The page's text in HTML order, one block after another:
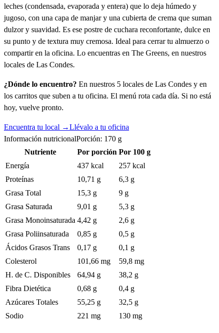
leches (condensada, evaporada y entera) que lo deja húmedo y
jugoso, con una capa de manjar y una cubierta de crema que suman
dulzor y suavidad. Es ese postre de cuchara reconfortante, dulce en
su punto y de textura muy cremosa. Ideal para cerrar tu almuerzo o
compartir en la oficina. Lo encuentras en The Greens, en nuestros
locales de Las Condes.
¿Dónde lo encuentro? En nuestros 5 locales de Las Condes y en
los carritos que suben a tu oficina. El menú rota cada día. Si no está
hoy, vuelve pronto.
Encuentra tu local →Llévalo a tu oficina
Información nutricionalPorción: 170 g
Nutriente
Por porción Por 100 g
Energía
437 kcal
257 kcal
Proteínas
10,71 g
6,3 g
Grasa Total
15,3 g
9 g
Grasa Saturada
9,01 g
5,3 g
Grasa Monoinsaturada 4,42 g
2,6 g
Grasa Poliinsaturada
0,85 g
0,5 g
Ácidos Grasos Trans
0,17 g
0,1 g
Colesterol
101,66 mg
59,8 mg
H. de C. Disponibles
64,94 g
38,2 g
Fibra Dietética
0,68 g
0,4 g
Azúcares Totales
55,25 g
32,5 g
Sodio
221 mg 130 mg